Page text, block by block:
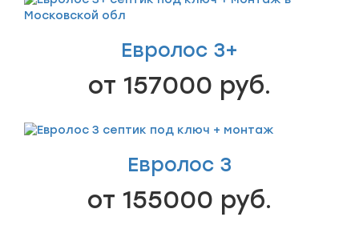
Евролос 3+
от 157000 руб.
Евролос 3
от 155000 руб.